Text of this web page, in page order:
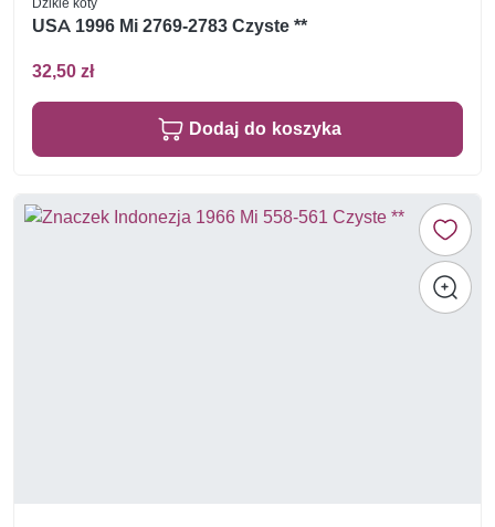
USA 1996 Mi 2769-2783 Czyste **
32,50 zł
Dodaj do koszyka